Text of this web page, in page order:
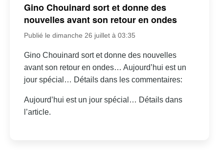
Gino Chouinard sort et donne des
nouvelles avant son retour en ondes
Publié le dimanche 26 juillet à 03:35
Gino Chouinard sort et donne des nouvelles
avant son retour en ondes… Aujourd’hui est un
jour spécial… Détails dans les commentaires:
Aujourd’hui est un jour spécial… Détails dans
l’article.